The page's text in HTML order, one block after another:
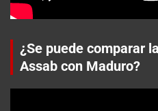
¿Se puede comparar
Assab con Maduro?